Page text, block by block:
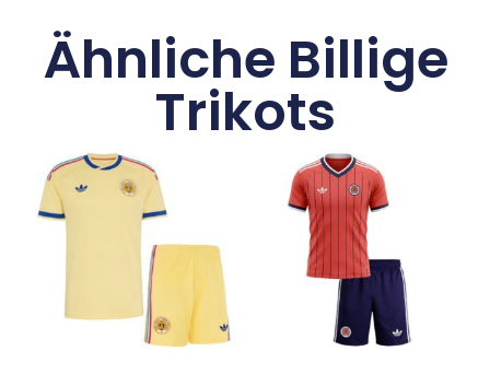
Ähnliche Billige
Trikots